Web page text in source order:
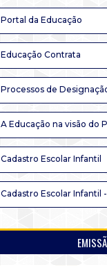
Portal da Educação
Educação Contrata
Processos de
A Educação na visão do
Cadastro Escolar Infantil
Cadastro Escolar Infantil